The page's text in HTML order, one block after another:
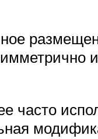
часто